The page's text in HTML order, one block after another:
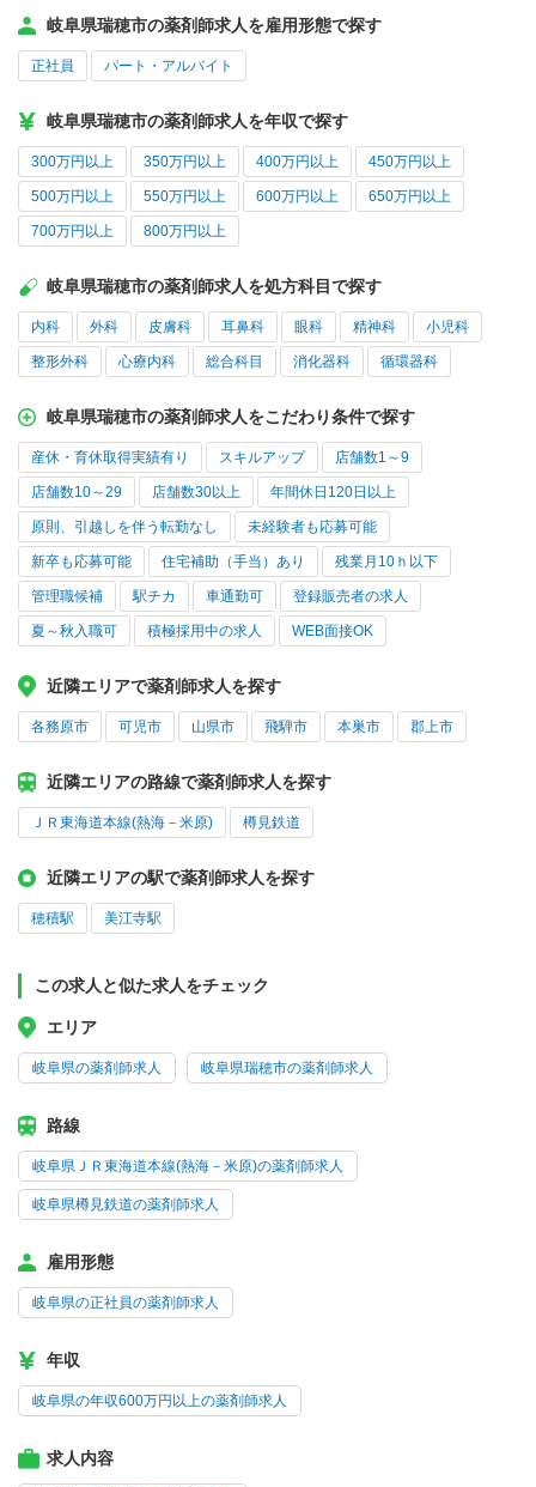
岐阜県瑞穂市の薬剤師求人を雇用形態で探す
正社員 パート・アルバイト
岐阜県瑞穂市の薬剤師求人を年収で探す
300万円以上 350万円以上 400万円以上 450万円以上
500万円以上 550万円以上 600万円以上 650万円以上
700万円以上 800万円以上
岐阜県瑞穂市の薬剤師求人を処方科目で探す
内科 外科 皮膚科 耳鼻科 眼科 精神科 小児科
整形外科 心療内科 総合科目 消化器科 循環器科
岐阜県瑞穂市の薬剤師求人をこだわり条件で探す
産休・育休取得実績有り スキルアップ 店舗数1～9
店舗数10～29 店舗数30以上 年間休日120日以上
原則、引越しを伴う転勤なし 未経験者も応募可能
新卒も応募可能 住宅補助（手当）あり 残業月10ｈ以下
管理職候補 駅チカ 車通勤可 登録販売者の求人
夏～秋入職可 積極採用中の求人 WEB面接OK
近隣エリアで薬剤師求人を探す
各務原市 可児市 山県市 飛騨市 本巣市 郡上市
近隣エリアの路線で薬剤師求人を探す
ＪＲ東海道本線(熱海－米原) 樽見鉄道
近隣エリアの駅で薬剤師求人を探す
穂積駅 美江寺駅
この求人と似た求人をチェック
エリア
岐阜県の薬剤師求人 岐阜県瑞穂市の薬剤師求人
路線
岐阜県ＪＲ東海道本線(熱海－米原)の薬剤師求人
岐阜県樽見鉄道の薬剤師求人
雇用形態
岐阜県の正社員の薬剤師求人
年収
岐阜県の年収600万円以上の薬剤師求人
求人内容